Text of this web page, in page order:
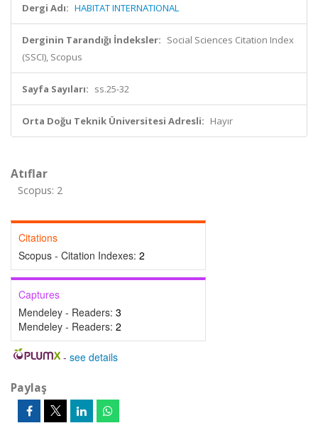
Dergi Adı: HABITAT INTERNATIONAL
Derginin Tarandığı İndeksler: Social Sciences Citation Index
(SSCI), Scopus
Sayfa Sayıları: ss.25-32
Orta Doğu Teknik Üniversitesi Adresli: Hayır
Atıflar
Scopus: 2
Citations
Scopus - Citation Indexes: 2
Captures
Mendeley - Readers: 3
Mendeley - Readers: 2
- see details
Paylaş